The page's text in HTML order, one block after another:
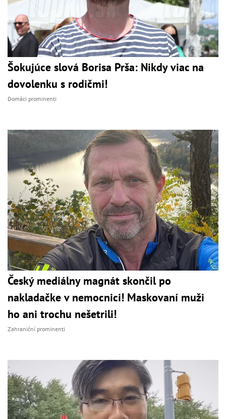
Šokujúce slová Borisa Prša: Nikdy viac na
dovolenku s rodičmi!
Domáci prominenti
Český mediálny magnát skončil po
nakladačke v nemocnici! Maskovaní muži
ho ani trochu nešetrili!
Zahraniční prominenti